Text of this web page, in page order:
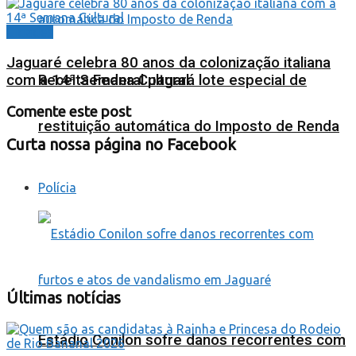
Receita Federal pagará lote especial de
restituição automática do Imposto de Renda
Polícia
Estádio Conilon sofre danos recorrentes com
Jaguaré celebra 80 anos da colonização italiana
com a 14ª Semana Cultural
Comente este post
Curta nossa página no Facebook
Últimas notícias